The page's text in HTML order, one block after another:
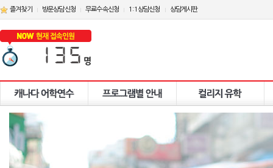
즐겨찾기 방문상담신청 무료수속신청 1:1상담신청 상담게시판